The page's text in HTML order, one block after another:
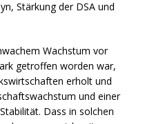
Stärkung der DSA und
Wachstum vor
getroffen worden war,
erholt und
und einer
Dass in solchen